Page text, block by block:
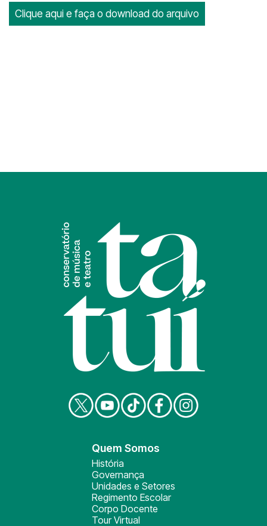
Clique aqui e faça o download do arquivo
Quem Somos
História
Governança
Unidades e Setores
Regimento Escolar
Corpo Docente
Tour Virtual